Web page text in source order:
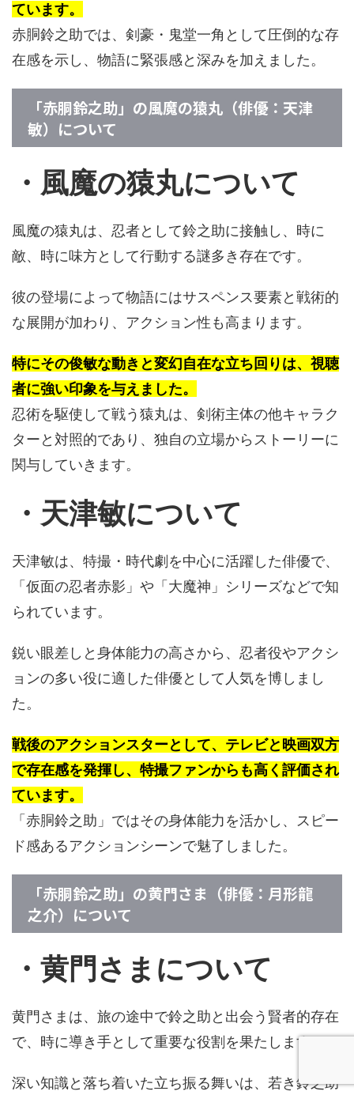
ています。
赤胴鈴之助では、剣豪・鬼堂一角として圧倒的な存
在感を示し、物語に緊張感と深みを加えました。
「赤胴鈴之助」の風魔の猿丸（俳優：天津
敏）について
・風魔の猿丸について
風魔の猿丸は、忍者として鈴之助に接触し、時に
敵、時に味方として行動する謎多き存在です。
彼の登場によって物語にはサスペンス要素と戦術的
な展開が加わり、アクション性も高まります。
特にその俊敏な動きと変幻自在な立ち回りは、視聴
者に強い印象を与えました。
忍術を駆使して戦う猿丸は、剣術主体の他キャラク
ターと対照的であり、独自の立場からストーリーに
関与していきます。
・天津敏について
天津敏は、特撮・時代劇を中心に活躍した俳優で、
「仮面の忍者赤影」や「大魔神」シリーズなどで知
られています。
鋭い眼差しと身体能力の高さから、忍者役やアクシ
ョンの多い役に適した俳優として人気を博しまし
た。
戦後のアクションスターとして、テレビと映画双方
で存在感を発揮し、特撮ファンからも高く評価され
ています。
「赤胴鈴之助」ではその身体能力を活かし、スピー
ド感あるアクションシーンで魅了しました。
「赤胴鈴之助」の黄門さま（俳優：月形龍
之介）について
・黄門さまについて
黄門さまは、旅の途中で鈴之助と出会う賢者的存在
で、時に導き手として重要な役割を果たします。
深い知識と落ち着いた立ち振る舞いは、若き鈴之助